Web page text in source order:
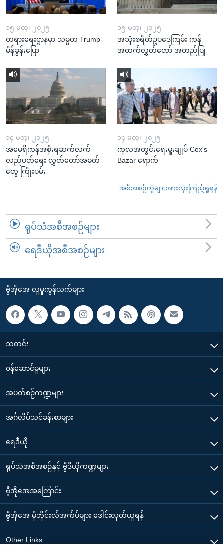
၁၅ မတ္၊ ၂၀၂၅
တရားရေးဌာနမှာ သမ္မတ Trump
မိန့်ခွန်းပြော
၁၅ မတ္၊ ၂၀၂၅
အသုံးစရိတ်ဥပဒေကြမ်း ကန်
အထက်လွှတ်တော် အတည်ပြု
၁၄ မတ္၊ ၂၀၂၅
အမေရိကန်အစိုးရဆက်လက်
လည်ပတ်ရေး လွှတ်တော်အမတ်
တွေ ကြိုးပမ်း
၁၄ မတ္၊ ၂၀၂၅
ကုလအတွင်းရေးမှူးချုပ် Cox's
Bazar ရောက်
အစီအစဉ်တွဲများအားလုံးကြည့်ရှုရန်
ရုပ်သံအစီအစဉ်များ
ရေဒီယိုအစီအစဉ်များ
ဗွီအိုအေ လူမှုကွန်ယက်များ
သတင်း
၀န်ဆောင်မှုများ
အပတ်စဉ်ကဏ္ဍများ
အင်္ဂလိပ်သင်ခန်းစာများ
ရေဒီယို
ရုပ်သံအစီအစဉ်နှင့် ဗွီဒီယိုကဏ္ဍများ
ဗွီအိုအေအကြောင်း
ဗွီအိုအေ မိုဘိုင်းလ်အက်ပ်များ ဒေါင်းလုတ်ယူရန်
Other Links